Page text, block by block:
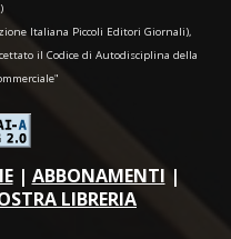
Italiana Piccoli Editori Giornali),
il Codice di Autodisciplina della
| ABBONAMENTI |
LIBRERIA